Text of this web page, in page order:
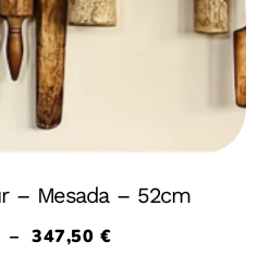
– Mesada – 52cm
– 347,50€